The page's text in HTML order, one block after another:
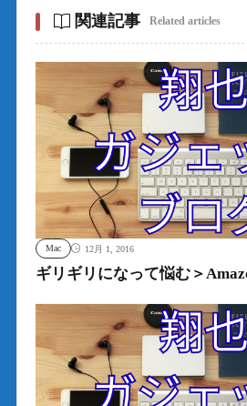
関連記事 Related articles
Mac 12月 1, 2016
ギリギリになって悩む＞